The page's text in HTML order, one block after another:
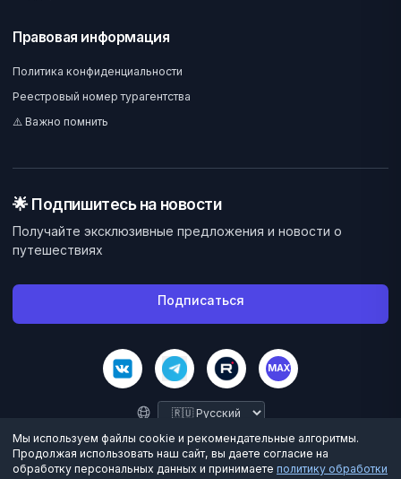
Правовая информация
Политика конфиденциальности
Реестровый номер турагентства
⚠️ Важно помнить
🌟 Подпишитесь на новости
Получайте эксклюзивные предложения и новости о
путешествиях
Подписаться
MAX
©2026Велес Вояж. Все права защищены.
Мы используем файлы cookie и рекомендательные алгоритмы.
Продолжая использовать наш сайт, вы даете согласие на
обработку персональных данных и принимаете политику обработки